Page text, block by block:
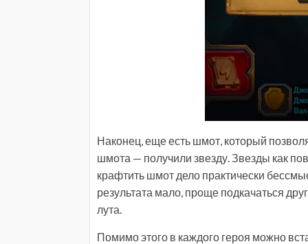
Наконец, еще есть шмот, который
шмота — получили звезду. Звезды как
крафтить шмот дело практически
результата мало, проще подкачаться
лута.
Помимо этого в каждого героя можно